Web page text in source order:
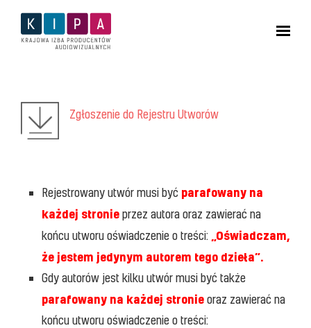
Zgłoszenie do Rejestru Utworów
Rejestrowany utwór musi być parafowany na
każdej stronieprzez autora oraz zawierać na
końcu utworu oświadczenie o treści: „Oświadczam,
że jestem jedynym autorem tego dzieła”.
Gdy autorów jest kilku utwór musi być także
parafowany na każdej stronieoraz zawierać na
końcu utworu oświadczenie o treści: